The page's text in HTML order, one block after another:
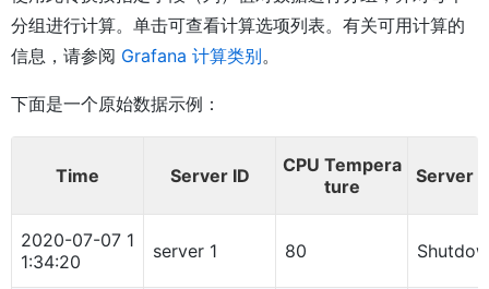
分组进行计算。单击可查看计算选项列表。有关可用计算的
信息，请参阅 Grafana 计算类别。
下面是一个原始数据示例：
Time Server ID
CPU Tempera
ture
Server
2020-07-07 1
1:34:20
server 1 80